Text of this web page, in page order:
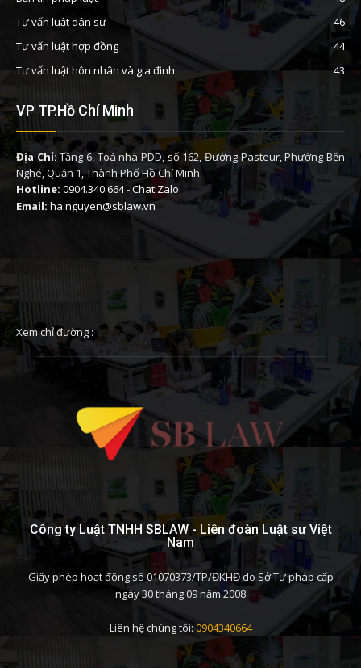
Tư vấn luật dân sự
46
Tư vấn luật hợp đồng
44
Tư vấn luật hôn nhân và gia đình
43
VP TP.Hồ Chí Minh
Địa Chỉ:Tầng 6, Toà nhà PDD, số 162, Đường Pasteur, Phường Bến
Nghé, Quận 1, Thành Phố Hồ Chí Minh.
Hotline: 0904.340.664-Chat Zalo
Email: ha.nguyen@sblaw.vn
Xem chỉ đường :
Công ty Luật TNHH SBLAW - Liên đoàn Luật sư Việt
Nam
Giấy phép hoạt động số 01070373/TP/ĐKHĐ do Sở Tư pháp cấp
ngày 30 tháng 09 năm 2008
Liên hệ chúng tôi: 0904340664